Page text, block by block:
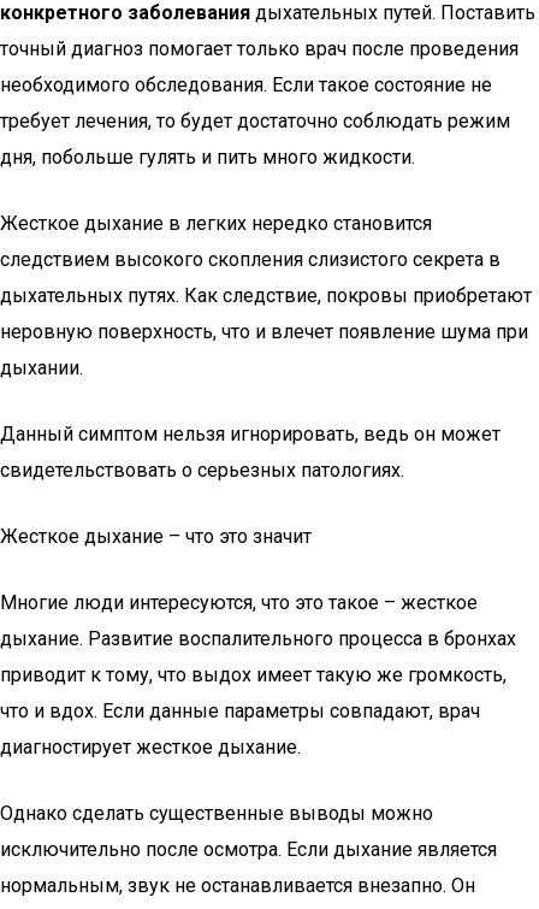
конкретного заболевания дыхательных путей. Поставить
точный диагноз помогает только врач после проведения
необходимого обследования. Если такое состояние не
требует лечения, то будет достаточно соблюдать режим
дня, побольше гулять и пить много жидкости.
Жесткое дыхание в легких нередко становится
следствием высокого скопления слизистого секрета в
дыхательных путях. Как следствие, покровы приобретают
неровную поверхность, что и влечет появление шума при
дыхании.
Данный симптом нельзя игнорировать, ведь он может
свидетельствовать о серьезных патологиях.
Жесткое дыхание – что это значит
Многие люди интересуются, что это такое – жесткое
дыхание. Развитие воспалительного процесса в бронхах
приводит к тому, что выдох имеет такую же громкость,
что и вдох. Если данные параметры совпадают, врач
диагностирует жесткое дыхание.
Однако сделать существенные выводы можно
исключительно после осмотра. Если дыхание является
нормальным, звук не останавливается внезапно. Он